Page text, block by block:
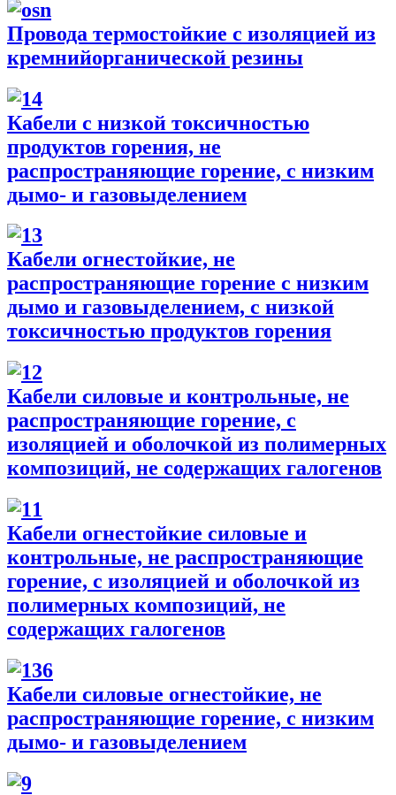
Провода термостойкие с изоляцией из
кремнийорганической резины
Кабели с низкой токсичностью
продуктов горения, не
распространяющие горение, с низким
дымо- и газовыделением
Кабели огнестойкие, не
распространяющие горение с низким
дымо и газовыделением, с низкой
токсичностью продуктов горения
Кабели силовые и контрольные, не
распространяющие горение, с
изоляцией и оболочкой из полимерных
композиций, не содержащих галогенов
Кабели огнестойкие силовые и
контрольные, не распространяющие
горение, с изоляцией и оболочкой из
полимерных композиций, не
содержащих галогенов
Кабели силовые огнестойкие, не
распространяющие горение, с низким
дымо- и газовыделением